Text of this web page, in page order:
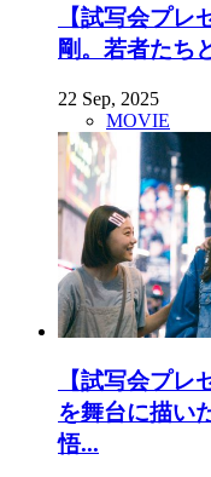
【試写会プ
剛。若者たち
22 Sep, 2025
MOVIE
【試写会プ
を舞台に描い
悟...